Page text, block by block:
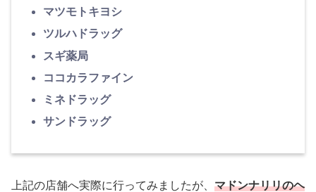
マツモトキヨシ
ツルハドラッグ
スギ薬局
ココカラファイン
ミネドラッグ
サンドラッグ
上記の店舗へ実際に行ってみましたが、 マドンナリリのヘ